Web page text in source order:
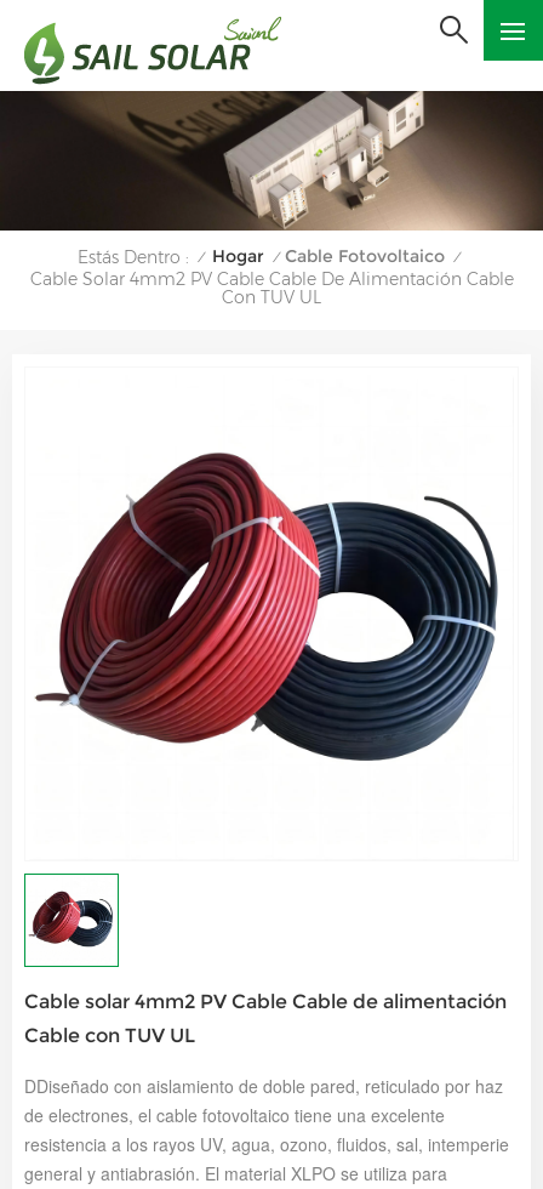
Estás Dentro : / Hogar / Cable Fotovoltaico /
Cable Solar 4mm2 PV Cable Cable De Alimentación Cable
Con TUV UL
Cable solar 4mm2 PV Cable Cable de alimentación
Cable con TUV UL
DDiseñado con aislamiento de doble pared, reticulado por haz
de electrones, el cable fotovoltaico tiene una excelente
resistencia a los rayos UV, agua, ozono, fluidos, sal, intemperie
general y antiabrasión. El material XLPO se utiliza para